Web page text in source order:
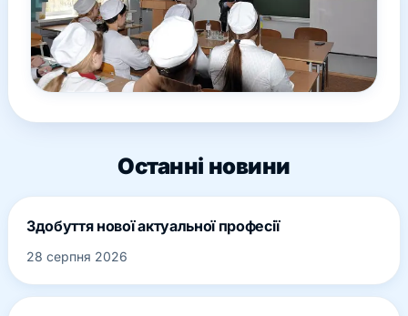
Останні новини
Здобуття нової актуальної професії
28 серпня 2026